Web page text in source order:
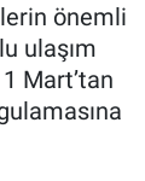
önemli
ulaşım
Mart’tan